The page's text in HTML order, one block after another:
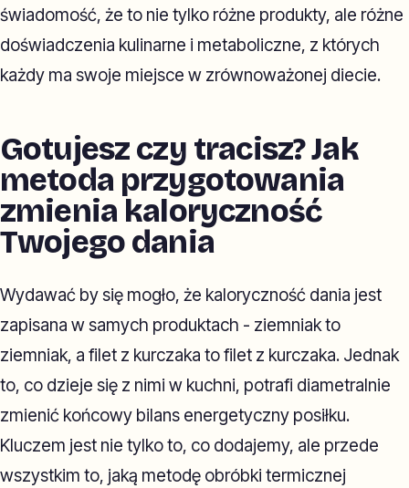
świadomość, że to nie tylko różne produkty, ale różne
doświadczenia kulinarne i metaboliczne, z których
każdy ma swoje miejsce w zrównoważonej diecie.
Gotujesz czy tracisz? Jak
metoda przygotowania
zmienia kaloryczność
Twojego dania
Wydawać by się mogło, że kaloryczność dania jest
zapisana w samych produktach - ziemniak to
ziemniak, a filet z kurczaka to filet z kurczaka. Jednak
to, co dzieje się z nimi w kuchni, potrafi diametralnie
zmienić końcowy bilans energetyczny posiłku.
Kluczem jest nie tylko to, co dodajemy, ale przede
wszystkim to, jaką metodę obróbki termicznej